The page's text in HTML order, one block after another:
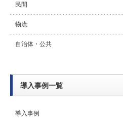
民間
物流
自治体・公共
導入事例一覧
導入事例